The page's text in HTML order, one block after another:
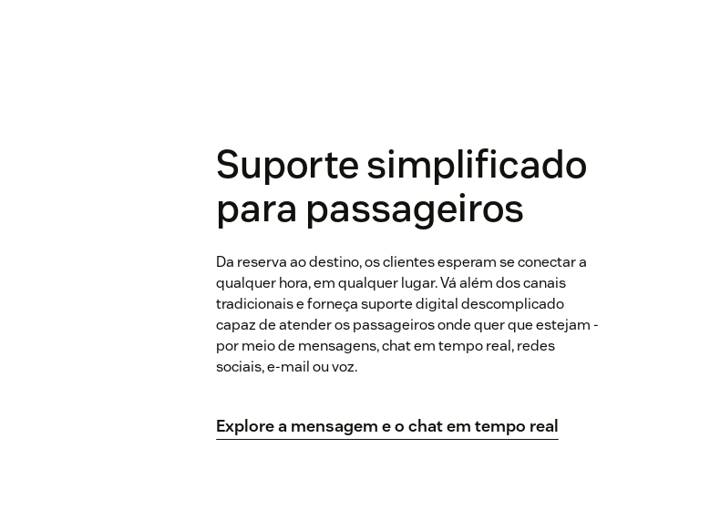
Suporte simplificado
para passageiros
Da reserva ao destino, os clientes esperam se conectar a
qualquer hora, em qualquer lugar. Vá além dos canais
tradicionais e forneça suporte digital descomplicado
capaz de atender os passageiros onde quer que estejam -
por meio de mensagens, chat em tempo real, redes
sociais, e-mail ou voz.
Explore a mensagem e o chat em tempo real